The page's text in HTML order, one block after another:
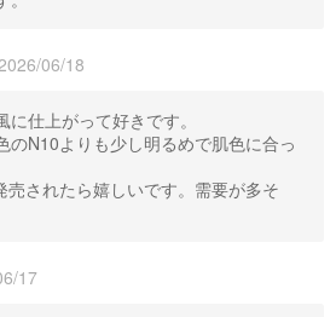
06/18
仕上がって好きです。
のN10よりも少し明るめで肌色に合っ
されたら嬉しいです。需要が多そ
17